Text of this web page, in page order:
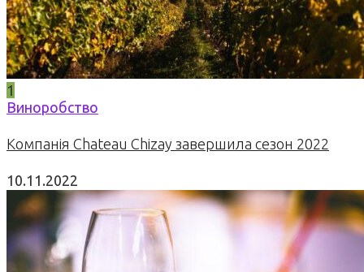
1
Виноробство
Компанія Chateau Chizay завершила сезон 2022
10.11.2022